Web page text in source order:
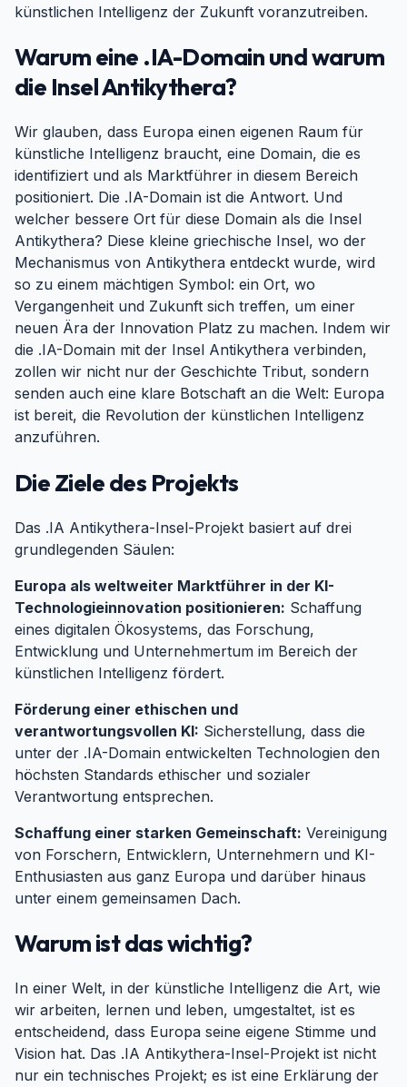
künstlichen Intelligenz der Zukunft voranzutreiben.
Warum eine .IA-Domain und warum
die Insel Antikythera?
Wir glauben, dass Europa einen eigenen Raum für
künstliche Intelligenz braucht, eine Domain, die es
identifiziert und als Marktführer in diesem Bereich
positioniert. Die .IA-Domain ist die Antwort. Und
welcher bessere Ort für diese Domain als die Insel
Antikythera? Diese kleine griechische Insel, wo der
Mechanismus von Antikythera entdeckt wurde, wird
so zu einem mächtigen Symbol: ein Ort, wo
Vergangenheit und Zukunft sich treffen, um einer
neuen Ära der Innovation Platz zu machen. Indem wir
die .IA-Domain mit der Insel Antikythera verbinden,
zollen wir nicht nur der Geschichte Tribut, sondern
senden auch eine klare Botschaft an die Welt: Europa
ist bereit, die Revolution der künstlichen Intelligenz
anzuführen.
Die Ziele des Projekts
Das .IA Antikythera-Insel-Projekt basiert auf drei
grundlegenden Säulen:
Europa als weltweiter Marktführer in der KI-
Technologieinnovation positionieren: Schaffung
eines digitalen Ökosystems, das Forschung,
Entwicklung und Unternehmertum im Bereich der
künstlichen Intelligenz fördert.
Förderung einer ethischen und
verantwortungsvollen KI: Sicherstellung, dass die
unter der .IA-Domain entwickelten Technologien den
höchsten Standards ethischer und sozialer
Verantwortung entsprechen.
Schaffung einer starken Gemeinschaft: Vereinigung
von Forschern, Entwicklern, Unternehmern und KI-
Enthusiasten aus ganz Europa und darüber hinaus
unter einem gemeinsamen Dach.
Warum ist das wichtig?
In einer Welt, in der künstliche Intelligenz die Art, wie
wir arbeiten, lernen und leben, umgestaltet, ist es
entscheidend, dass Europa seine eigene Stimme und
Vision hat. Das .IA Antikythera-Insel-Projekt ist nicht
nur ein technisches Projekt; es ist eine Erklärung der